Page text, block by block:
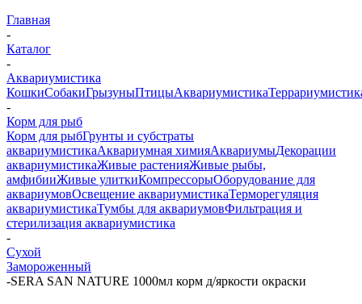
Главная
-
Каталог
-
Аквариумистика
КошкиСобакиГрызуныПтицыАквариумистика
-
Корм для рыб
Корм для рыбГрунты и субстраты
аквариумистикаАквариумная химияАквариумыДекорации
аквариумистикаЖивые растенияЖивые рыбы,
амфибииЖивые улиткиКомпрессорыОборудование для
аквариумовОсвещение аквариумистикаТерморегуляция
аквариумистикаТумбы для аквариумовФильтрация и
стерилизация аквариумистика
-
Сухой
Замороженный
-SERA SAN NATURE 1000мл корм д/яркости окраски